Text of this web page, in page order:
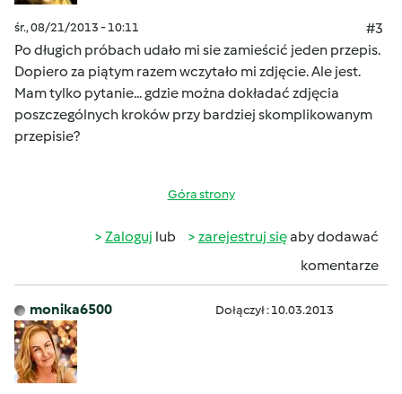
śr., 08/21/2013 - 10:11
#3
Po długich próbach udało mi sie zamieścić jeden przepis.
Dopiero za piątym razem wczytało mi zdjęcie. Ale jest.
Mam tylko pytanie... gdzie można dokładać zdjęcia
poszczególnych kroków przy bardziej skomplikowanym
przepisie?
Góra strony
Zaloguj lub zarejestruj sięaby dodawać
komentarze
monika6500 Dołączył : 10.03.2013